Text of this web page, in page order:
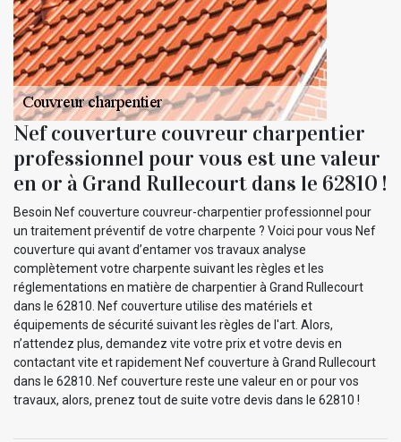
Nef couverture couvreur charpentier
professionnel pour vous est une valeur
en or à Grand Rullecourt dans le 62810 !
Besoin Nef couverture couvreur-charpentier professionnel pour
un traitement préventif de votre charpente ? Voici pour vous Nef
couverture qui avant d’entamer vos travaux analyse
complètement votre charpente suivant les règles et les
réglementations en matière de charpentier à Grand Rullecourt
dans le 62810. Nef couverture utilise des matériels et
équipements de sécurité suivant les règles de l'art. Alors,
n’attendez plus, demandez vite votre prix et votre devis en
contactant vite et rapidement Nef couverture à Grand Rullecourt
dans le 62810. Nef couverture reste une valeur en or pour vos
travaux, alors, prenez tout de suite votre devis dans le 62810 !